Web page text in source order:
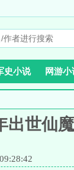
史小说 网游小
出世仙